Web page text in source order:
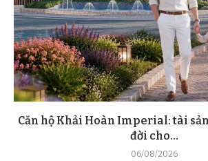
Căn hộ Khải Hoàn Imperial: tài
đời cho...
06/08/2026